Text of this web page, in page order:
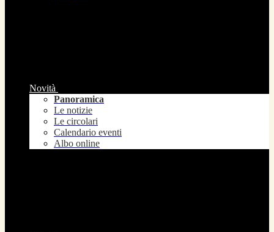
Novità
Panoramica
Le notizie
Le circolari
Calendario eventi
Albo online